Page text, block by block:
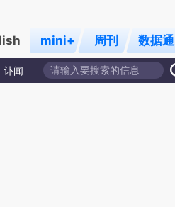
mini+ 周刊 数据通
讣闻